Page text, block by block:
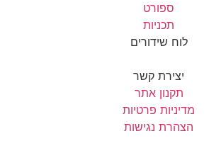
ספורט
תכניות
לוח שידורים
יצירת קשר
תקנון אתר
מדיניות פרטיות
הצהרת נגישות